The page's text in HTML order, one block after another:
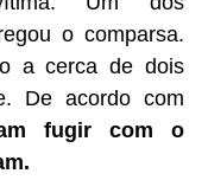
o comparsa.
a cerca de dois
De acordo com
fugir com o